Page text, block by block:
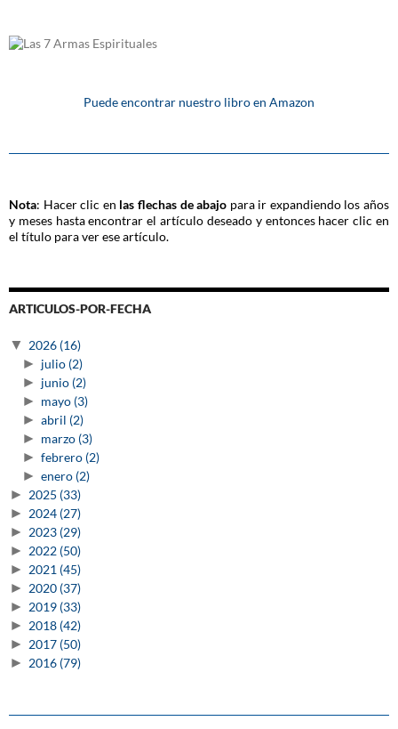
Puede encontrar nuestro libro en Amazon
Nota: Hacer clic en las flechas de abajo para ir expandiendo los años
y meses hasta encontrar el artículo deseado y entonces hacer clic en
el título para ver ese artículo.
ARTICULOS-POR-FECHA
▼ 2026 (16)
► julio (2)
► junio (2)
► mayo (3)
► abril (2)
► marzo (3)
► febrero (2)
► enero (2)
► 2025 (33)
► 2024 (27)
► 2023 (29)
► 2022 (50)
► 2021 (45)
► 2020 (37)
► 2019 (33)
► 2018 (42)
► 2017 (50)
► 2016 (79)